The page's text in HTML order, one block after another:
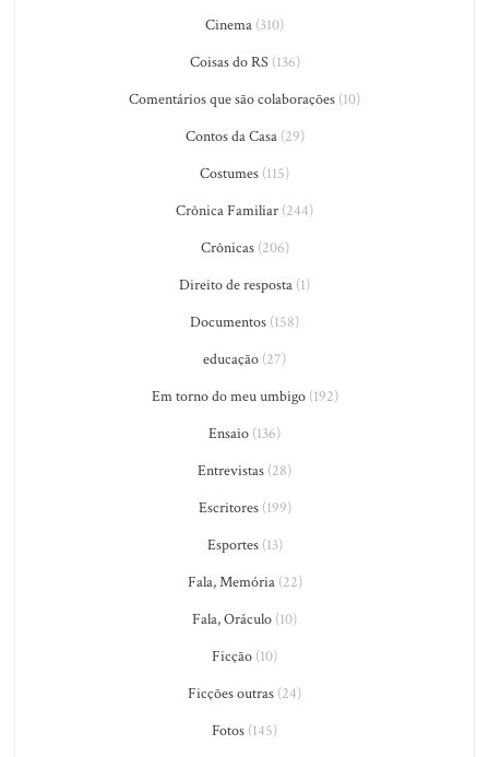
Cinema (310)
Coisas do RS(136)
Comentários que são colaborações (10)
Contos da Casa(29)
Costumes (115)
Crônica Familiar (244)
Crônicas(206)
Direito de resposta (1)
Documentos (158)
educação (27)
Em torno do meu umbigo(192)
Ensaio (136)
Entrevistas (28)
Escritores(199)
Esportes(13)
Fala, Memória(22)
Fala, Oráculo (10)
Ficção (10)
Ficções outras (24)
Fotos (145)